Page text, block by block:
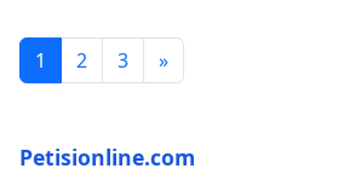
1 2 3 »
Petisionline.com